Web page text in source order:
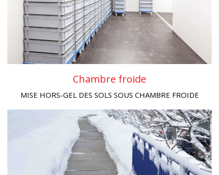
Chambre froide
MISE HORS-GEL DES SOLS SOUS CHAMBRE FROIDE